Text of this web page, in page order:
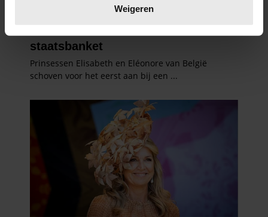
verwerkt en stel uw voorkeuren in het
intrekken in de Cookieverklaring.
We gebruiken cookies om content en advertenties te
personaliseren, om functies voor social media te bieden
informatie over uw gebruik van onze site met onze
partners voor social media, adverteren en analyse. Deze
partners kunnen deze gegevens combineren met andere
informatie die u aan ze heeft verstrekt of die ze hebben
verzameld op basis van uw gebruik van hun services. U
gaat akkoord met onze cookies als u onze website blijft
Weigeren